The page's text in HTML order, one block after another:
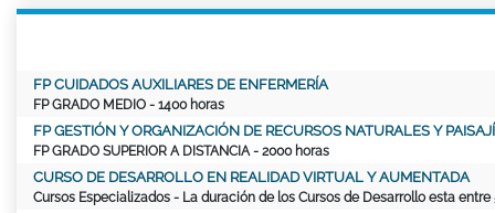
FP CUIDADOS AUXILIARES DE ENFERMERÍA
FP GRADO MEDIO - 1400 horas
FP GESTIÓN Y ORGANIZACIÓN DE RECURSOS NATURALES Y
FP GRADO SUPERIOR A DISTANCIA - 2000 horas
CURSO DE DESARROLLO EN REALIDAD VIRTUAL Y AUMENTADA
Cursos Especializados - La duración de los Cursos de Desarrollo esta entre